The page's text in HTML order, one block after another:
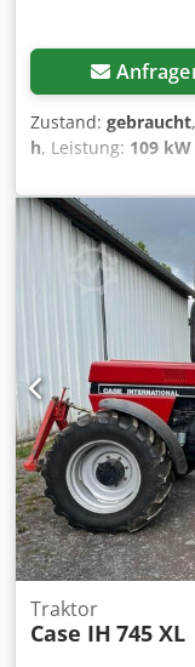
Zustand: gebraucht
h, Leistung: 109 kW
Allradantrieb,
Länge:4.692 mm
Dkodpfowlmt Iox
Zylinderanzahl:6
Traktor
Case IH 745 XL